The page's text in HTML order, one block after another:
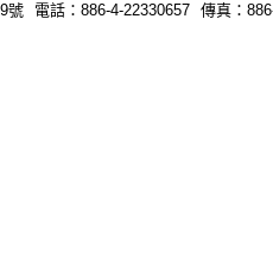
號 電話：886-4-22330657 傳真：